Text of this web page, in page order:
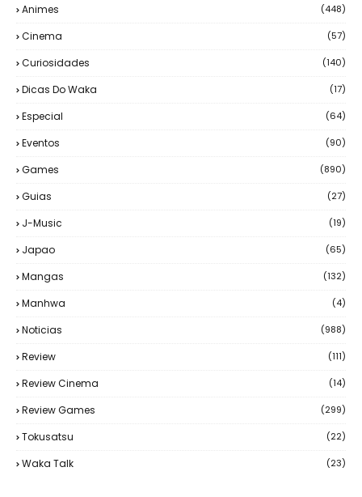
Animes (448)
Cinema (57)
Curiosidades (140)
Dicas Do Waka (17)
Especial (64)
Eventos (90)
Games (890)
Guias (27)
J-Music (19)
Japao (65)
Mangas (132)
Manhwa (4)
Noticias (988)
Review (111)
Review Cinema (14)
Review Games (299)
Tokusatsu (22)
Waka Talk (23)